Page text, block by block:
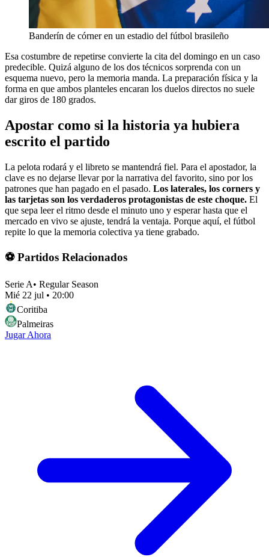
Banderín de córner en un estadio del fútbol brasileño
Esa costumbre de repetirse convierte la cita del domingo en un caso
predecible. Quizá alguno de los dos técnicos sorprenda con un
esquema nuevo, pero la memoria manda. La preparación física y la
forma en que ambos planteles encaran los duelos directos no suele
dar giros de 180 grados.
Apostar como si la historia ya hubiera
escrito el partido
La pelota rodará y el libreto se mantendrá fiel. Para el apostador, la
clave es no dejarse llevar por la narrativa del favorito, sino por los
patrones que han pagado en el pasado. Los laterales, los corners y
las tarjetas son los verdaderos protagonistas de este choque. El
que sepa leer el ritmo desde el minuto uno y esperar hasta que el
mercado en vivo se ajuste, tendrá la ventaja. Porque aquí, el fútbol
repite lo que la memoria colectiva ya tiene grabado.
⚽ Partidos Relacionados
Serie A• Regular Season
Mié 22 jul • 20:00
Coritiba
Palmeiras
Jugar Ahora